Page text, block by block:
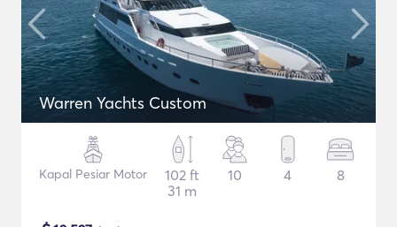
Warren Yachts Custom
Kapal Pesiar Motor
102 ft
31 m
10 4 8